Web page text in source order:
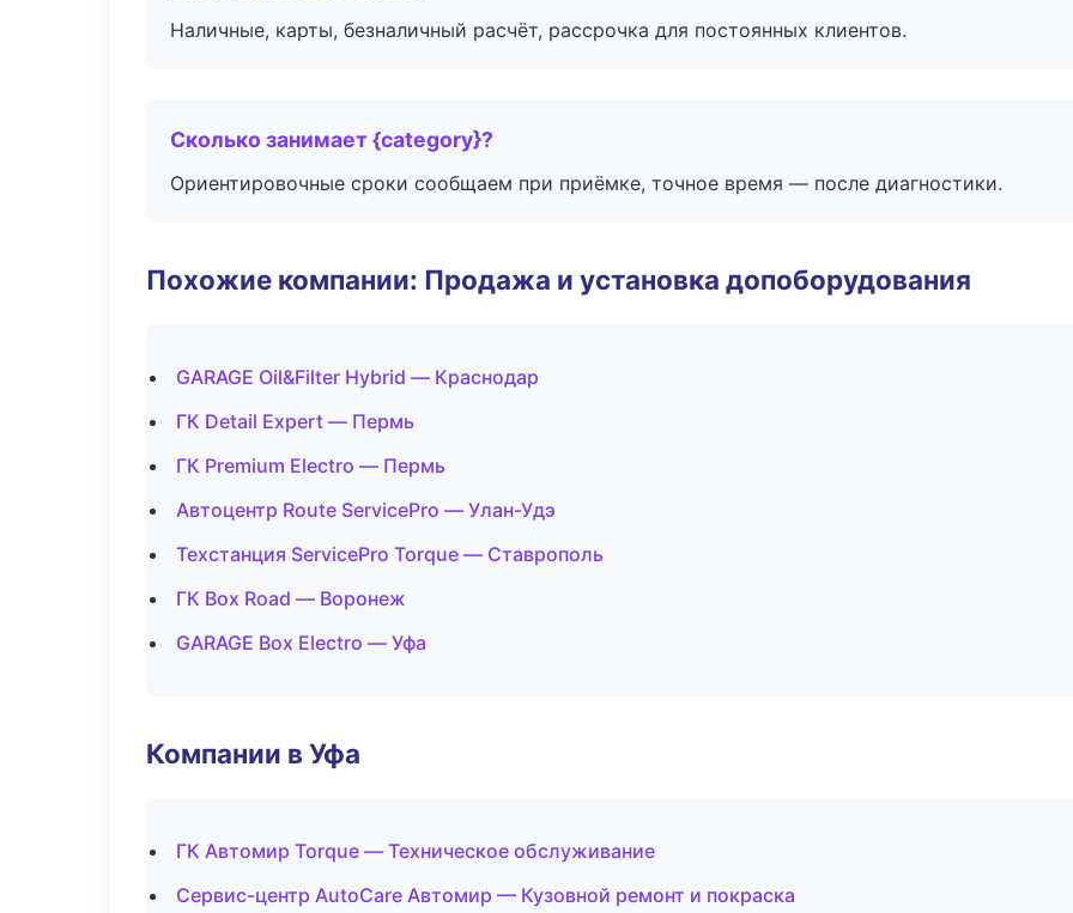
Наличные, карты, безналичный расчёт, рассрочка для постоянных клиентов.
Сколько занимает {category}?
Ориентировочные сроки сообщаем при приёмке, точное время — после диагностики.
Похожие компании: Продажа и установка допоборудования
GARAGE Oil&Filter Hybrid — Краснодар
ГК Detail Expert — Пермь
ГК Premium Electro — Пермь
Автоцентр Route ServicePro — Улан-Удэ
Техстанция ServicePro Torque — Ставрополь
ГК Box Road — Воронеж
GARAGE Box Electro — Уфа
Компании в Уфа
ГК Автомир Torque — Техническое обслуживание
Сервис-центр AutoCare Автомир — Кузовной ремонт и покраска